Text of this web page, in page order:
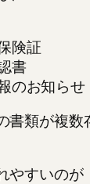
険証
書
のお知らせ
書類が複数
やすいのが